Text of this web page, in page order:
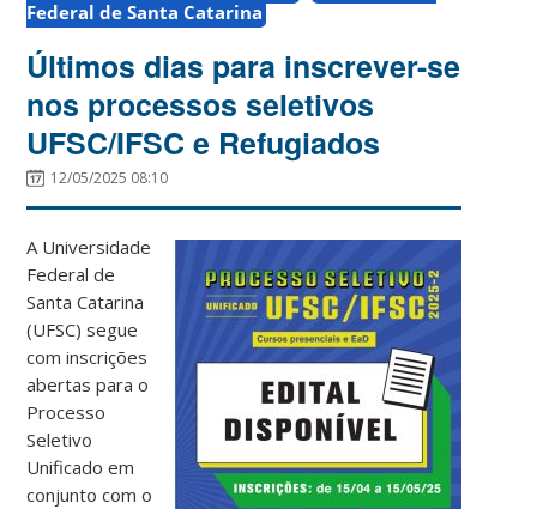
Federal de Santa Catarina
Últimos dias para inscrever-se
nos processos seletivos
UFSC/IFSC e Refugiados
12/05/2025 08:10
A Universidade
Federal de
Santa Catarina
(UFSC) segue
com inscrições
abertas para o
Processo
Seletivo
Unificado em
conjunto com o